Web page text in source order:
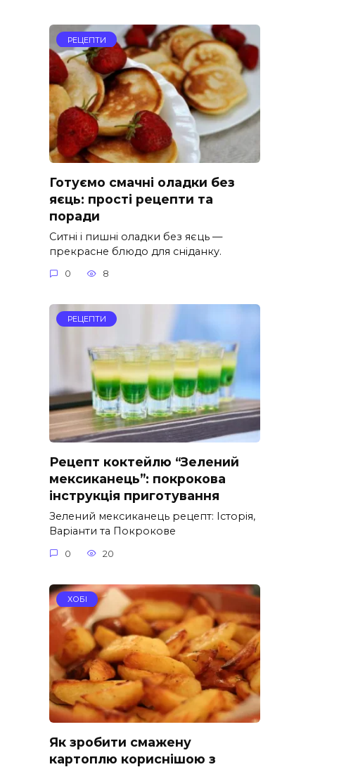
РЕЦЕПТИ
Готуємо смачні оладки без
яєць: прості рецепти та
поради
Ситні і пишні оладки без яєць —
прекрасне блюдо для сніданку.
0 8
РЕЦЕПТИ
Рецепт коктейлю “Зелений
мексиканець”: покрокова
інструкція приготування
Зелений мексиканець рецепт: Історія,
Варіанти та Покрокове
0 20
ХОБІ
Як зробити смажену
картоплю кориснішою з